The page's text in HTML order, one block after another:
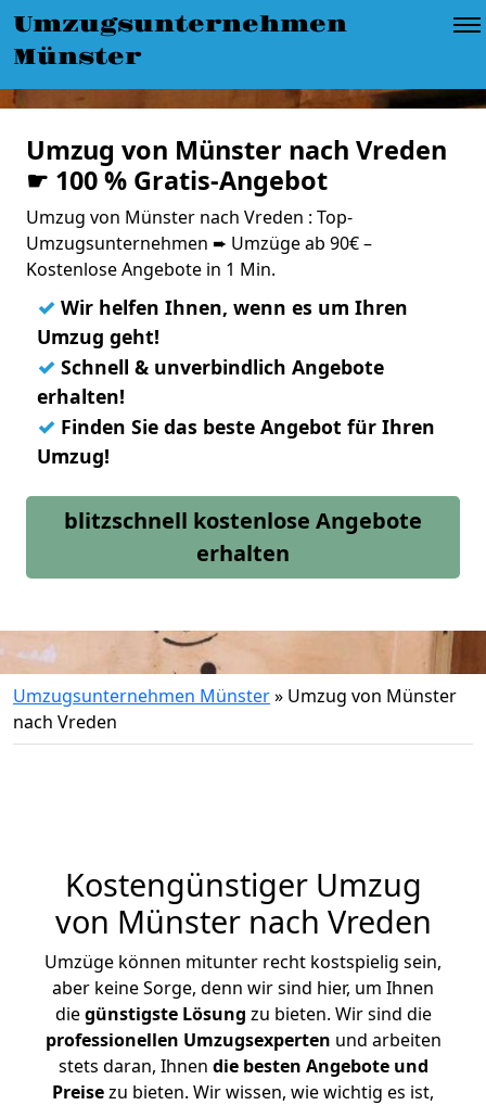
Umzugsunternehmen
Münster
Umzug von Münster nach Vreden
☛ 100 % Gratis-Angebot
Umzug von Münster nach Vreden : Top-
Umzugsunternehmen ➨ Umzüge ab 90€ –
Kostenlose Angebote in 1 Min.
✓ Wir helfen Ihnen, wenn es um Ihren
Umzug geht!
✓ Schnell & unverbindlich Angebote
erhalten!
✓ Finden Sie das beste Angebot für Ihren
Umzug!
blitzschnell kostenlose Angebote
erhalten
Umzugsunternehmen Münster» Umzug von Münster
nach Vreden
Kostengünstiger Umzug
von Münster nach Vreden
Umzüge können mitunter recht kostspielig sein,
aber keine Sorge, denn wir sind hier, um Ihnen
diegünstigste Lösung zu bieten. Wir sind die
professionellen Umzugsexperten und arbeiten
stets daran, Ihnen die besten Angebote und
Preisezu bieten. Wir wissen, wie wichtig es ist,